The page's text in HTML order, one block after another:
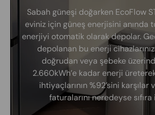
Sabah güneşi doğarken EcoFlow
eviniz için güneş enerjisini anında
enerjiyi otomatik olarak depolar.
depolanan bu enerji
doğrudan veya şebeke
2.660kWh’e kadar enerji
ihtiyaçlarının %92’sini karşılar
faturalarını neredeyse sıfıra